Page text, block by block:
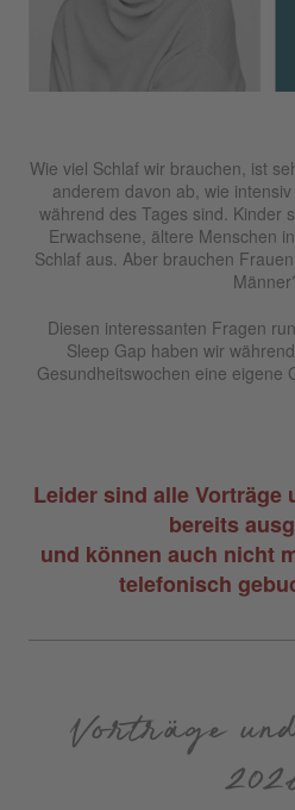
Wie viel Schlaf wir brauchen, ist
anderem davon ab, wie
während des Tages sind. Kinder
Erwachsene, ältere Menschen
Schlaf aus. Aber brauchen
Diesen interessanten Fragen
Sleep Gap haben wir
Gesundheitswochen eine eigene
Leider sind alle Vorträge
bereits
und können auch nicht
telefonisch
Vorträge